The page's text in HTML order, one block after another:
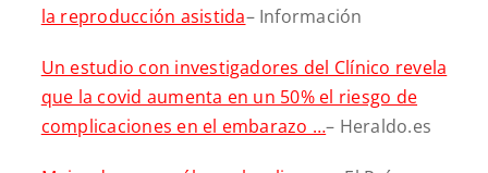
la reproducción asistida– Información
Un estudio con investigadores del Clínico revela
que la covid aumenta en un 50% el riesgo de
complicaciones en el embarazo …– Heraldo.es